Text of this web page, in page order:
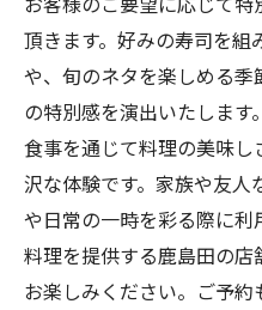
頂きます。好みの寿司を組
や、旬のネタを楽しめる
の特別感を演出いたしま
食事を通じて料理の美味
沢な体験です。家族や友
や日常の一時を彩る際に
料理を提供する鹿島田の
お楽しみください。ご予